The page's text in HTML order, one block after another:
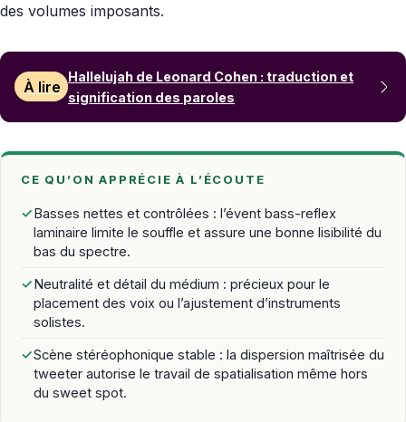
des volumes imposants.
À lire
Hallelujah de Leonard Cohen : traduction et
signification des paroles
CE QU’ON APPRÉCIE À L’ÉCOUTE
✓Basses nettes et contrôlées : l’évent bass-reflex
laminaire limite le souffle et assure une bonne lisibilité du
bas du spectre.
✓Neutralité et détail du médium : précieux pour le
placement des voix ou l’ajustement d’instruments
solistes.
✓Scène stéréophonique stable : la dispersion maîtrisée du
tweeter autorise le travail de spatialisation même hors
du sweet spot.